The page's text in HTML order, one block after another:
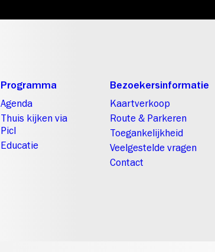
Programma
Agenda
Thuis kijken via
Picl
Educatie
Bezoekersinformatie
Kaartverkoop
Route & Parkeren
Toegankelijkheid
Veelgestelde vragen
Contact